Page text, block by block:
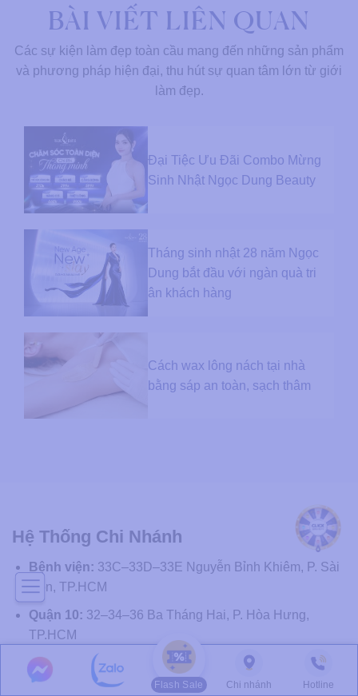
BÀI VIẾT LIÊN QUAN
Các sự kiện làm đẹp toàn cầu mang đến những sản phẩm
và phương pháp hiện đại, thu hút sự quan tâm lớn từ giới
làm đẹp.
Đại Tiệc Ưu Đãi Combo Mừng
Sinh Nhật Ngọc Dung Beauty
Tháng sinh nhật 28 năm Ngọc
Dung bắt đầu với ngàn quà tri
ân khách hàng
Cách wax lông nách tại nhà
bằng sáp an toàn, sạch thâm
Hệ Thống Chi Nhánh
Bệnh viện: 33C–33D–33E Nguyễn Bỉnh Khiêm, P. Sài
Gòn, TP.HCM
Quận 10: 32–34–36 Ba Tháng Hai, P. Hòa Hưng,
TP.HCM
Quận 7: 392A Nguyễn Thị Thập, P. Tân Hưng, TP.HCM
106 Phố Huế, P. Hai Bà Trưng, TP. Hà Nội
Flash Sale Chi nhánh Hotline